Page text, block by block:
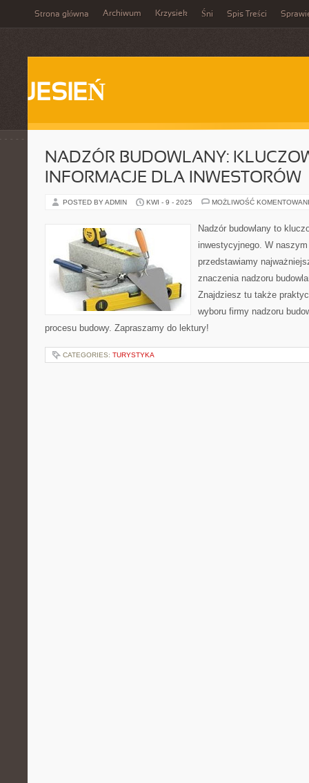
Strona główna Archiwum Krzysiek Śni Spis Treści
JESIEŃ
NADZÓR BUDOWLANY:
INFORMACJE DLA INWESTORÓW
POSTED BY ADMIN KWI - 9 - 2025 MOŻLIWOŚĆ
Nadzór budowlany to
inwestycyjnego. W
przedstawiamy
znaczenia nadzoru
Znajdziesz tu także
wyboru firmy nadzoru
procesu budowy. Zapraszamy do lektury!
CATEGORIES: TURYSTYKA